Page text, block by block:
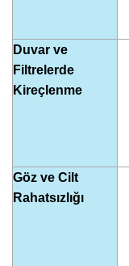
Duvar ve
Filtrelerde
Kireçlenme
Göz ve Cilt
Rahatsızlığı